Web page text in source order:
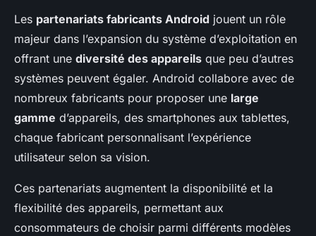
Les partenariats fabricants Android jouent un rôle
majeur dans l’expansion du système d’exploitation en
offrant une diversité des appareils que peu d’autres
systèmes peuvent égaler. Android collabore avec de
nombreux fabricants pour proposer une large
gamme d’appareils, des smartphones aux tablettes,
chaque fabricant personnalisant l’expérience
utilisateur selon sa vision.
Ces partenariats augmentent la disponibilité et la
flexibilité des appareils, permettant aux
consommateurs de choisir parmi différents modèles